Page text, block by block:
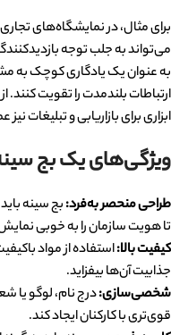
برای مثال، در نمایشگاه‌های
می‌تواند به جلب توجه
به عنوان یک یادگاری کوچک به
ارتباطات بلندمدت را تقویت کنند.
ابزاری برای بازاریابی و تبلیغات
ویژگی‌های یک بج
طراحی منحصر به‌فرد:بج سینه
تا هویت سازمان را به خوبی
کیفیت بالا:استفاده از مواد
جذابیت آن‌ها بیفزاید.
شخصی‌سازی:درج نام، لوگو یا
قوی‌تری با کارکنان ایجاد کند.